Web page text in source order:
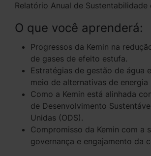
Relatório Anual de Sustentabilidade
O que você aprenderá:
Progressos da Kemin na
de gases de efeito estufa.
Estratégias de gestão de água
meio de alternativas de energia
Como a Kemin está alinhada
de Desenvolvimento
Unidas (ODS).
Compromisso da Kemin com a
governança e engajamento da